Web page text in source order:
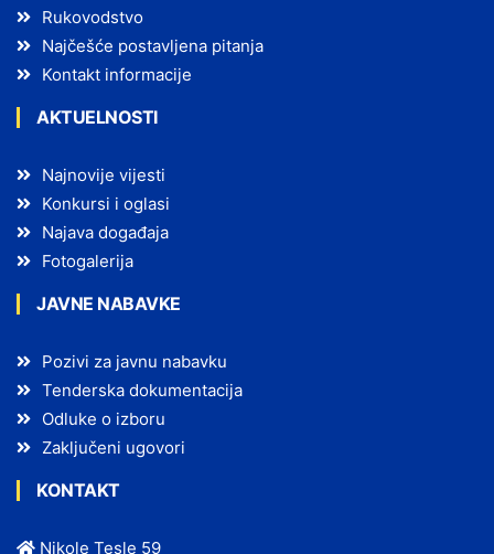
Rukovodstvo
Najčešće postavljena pitanja
Kontakt informacije
AKTUELNOSTI
Najnovije vijesti
Konkursi i oglasi
Najava događaja
Fotogalerija
JAVNE NABAVKE
Pozivi za javnu nabavku
Tenderska dokumentacija
Odluke o izboru
Zaključeni ugovori
KONTAKT
Nikole Tesle 59